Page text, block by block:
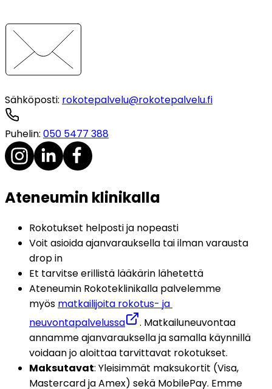
Sähköposti: rokotepalvelu@rokotepalvelu.fi
Puhelin: 050 5477 388
Ateneumin klinikalla
Rokotukset helposti ja nopeasti
Voit asioida ajanvarauksella tai ilman varausta
drop in
Et tarvitse erillistä lääkärin lähetettä
Ateneumin Rokoteklinikalla palvelemme
myös matkailijoita rokotus- ja
neuvontapalvelussa
. Matkailuneuvontaa
annamme ajanvarauksella ja samalla käynnillä
voidaan jo aloittaa tarvittavat rokotukset.
Maksutavat: Yleisimmät maksukortit (Visa,
Mastercard ja Amex) sekä MobilePay. Emme